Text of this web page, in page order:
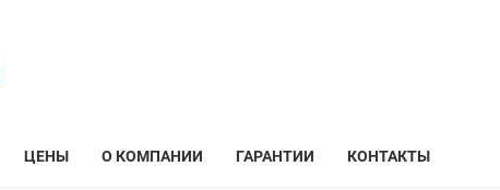
ЦЕНЫ О КОМПАНИИ ГАРАНТИИ КОНТАКТЫ